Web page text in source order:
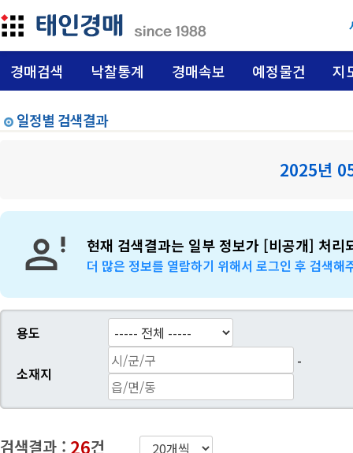
경매검색 낙찰통계 경매속보 예정물건 지
일정별 검색결과
2025년
현재 검색결과는 일부 정보가 [비공개] 처리
더 많은 정보를 열람하기 위해서 로그인 후 검색해
용도
소재지
-
검색결과 : 26건